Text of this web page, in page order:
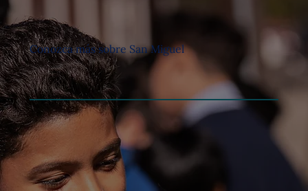
Conozca más sobre San Miguel